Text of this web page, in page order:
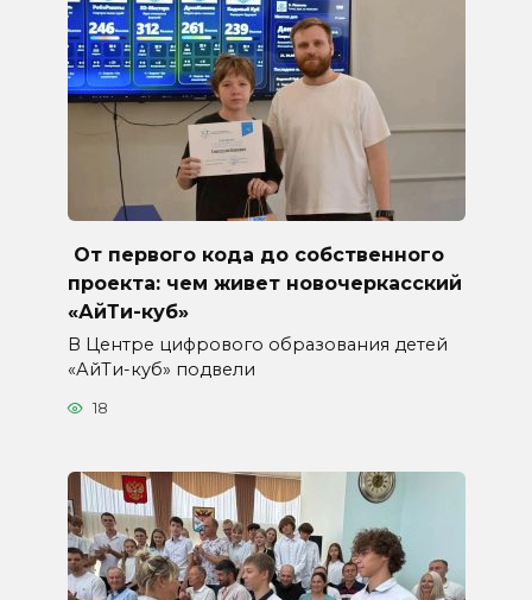
От первого кода до собственного
проекта: чем живет новочеркасский
«АйТи-куб»
В Центре цифрового образования детей
«АйТи-куб» подвели
18